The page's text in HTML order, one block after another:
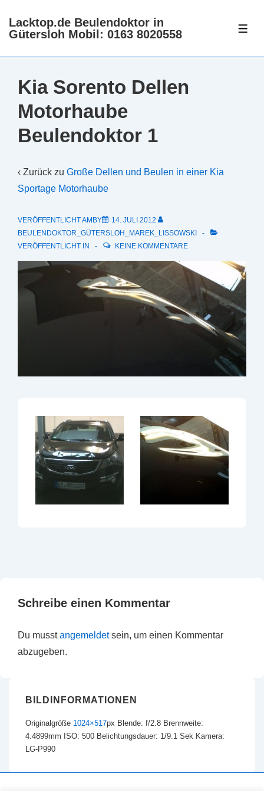
Zum
Inhalt
Lacktop.de Beulendoktor in
Gütersloh Mobil: 0163 8020558
Kia Sorento Dellen
Motorhaube
Beulendoktor 1
‹ Zurück zu Große Dellen und Beulen in einer Kia
Sportage Motorhaube
VERÖFFENTLICHT AMBY
14. JULI 2012
BEULENDOKTOR_GÜTERSLOH_MAREK_LISSOWSKI
VERÖFFENTLICHT IN
KEINE KOMMENTARE
Schreibe einen Kommentar
Du musstangemeldetsein, um einen Kommentar
abzugeben.
BILDINFORMATIONEN
Originalgröße 1024×517px Blende: f/2.8 Brennweite:
4.4899mm ISO: 500 Belichtungsdauer: 1/9.1 Sek Kamera:
LG-P990